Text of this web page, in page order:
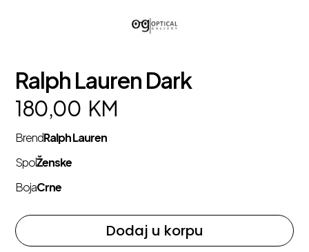
Ralph Lauren Dark
180,00 KM
BrendRalph Lauren
SpolŽenske
BojaCrne
Dodaj u korpu